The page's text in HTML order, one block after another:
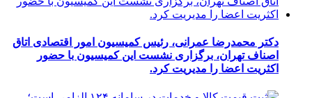
دکتر محمدرضا عمرانی، رئیس کمیسیون امور اقتصادی اتاق
اصناف تهران، برگزاری نشست این کمیسیون با حضور
اکثریت اعضا را مدیریت کرد.